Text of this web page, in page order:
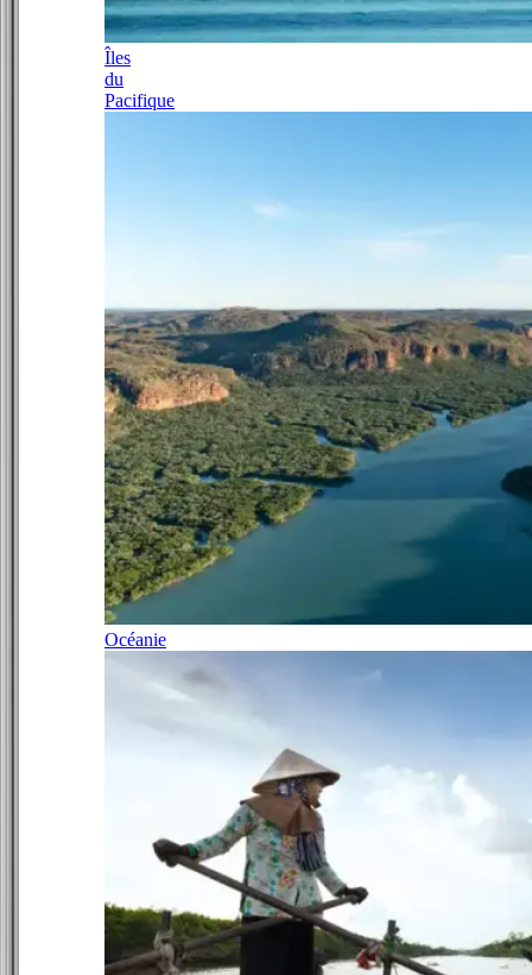
Îles
du
Pacifique
Océanie